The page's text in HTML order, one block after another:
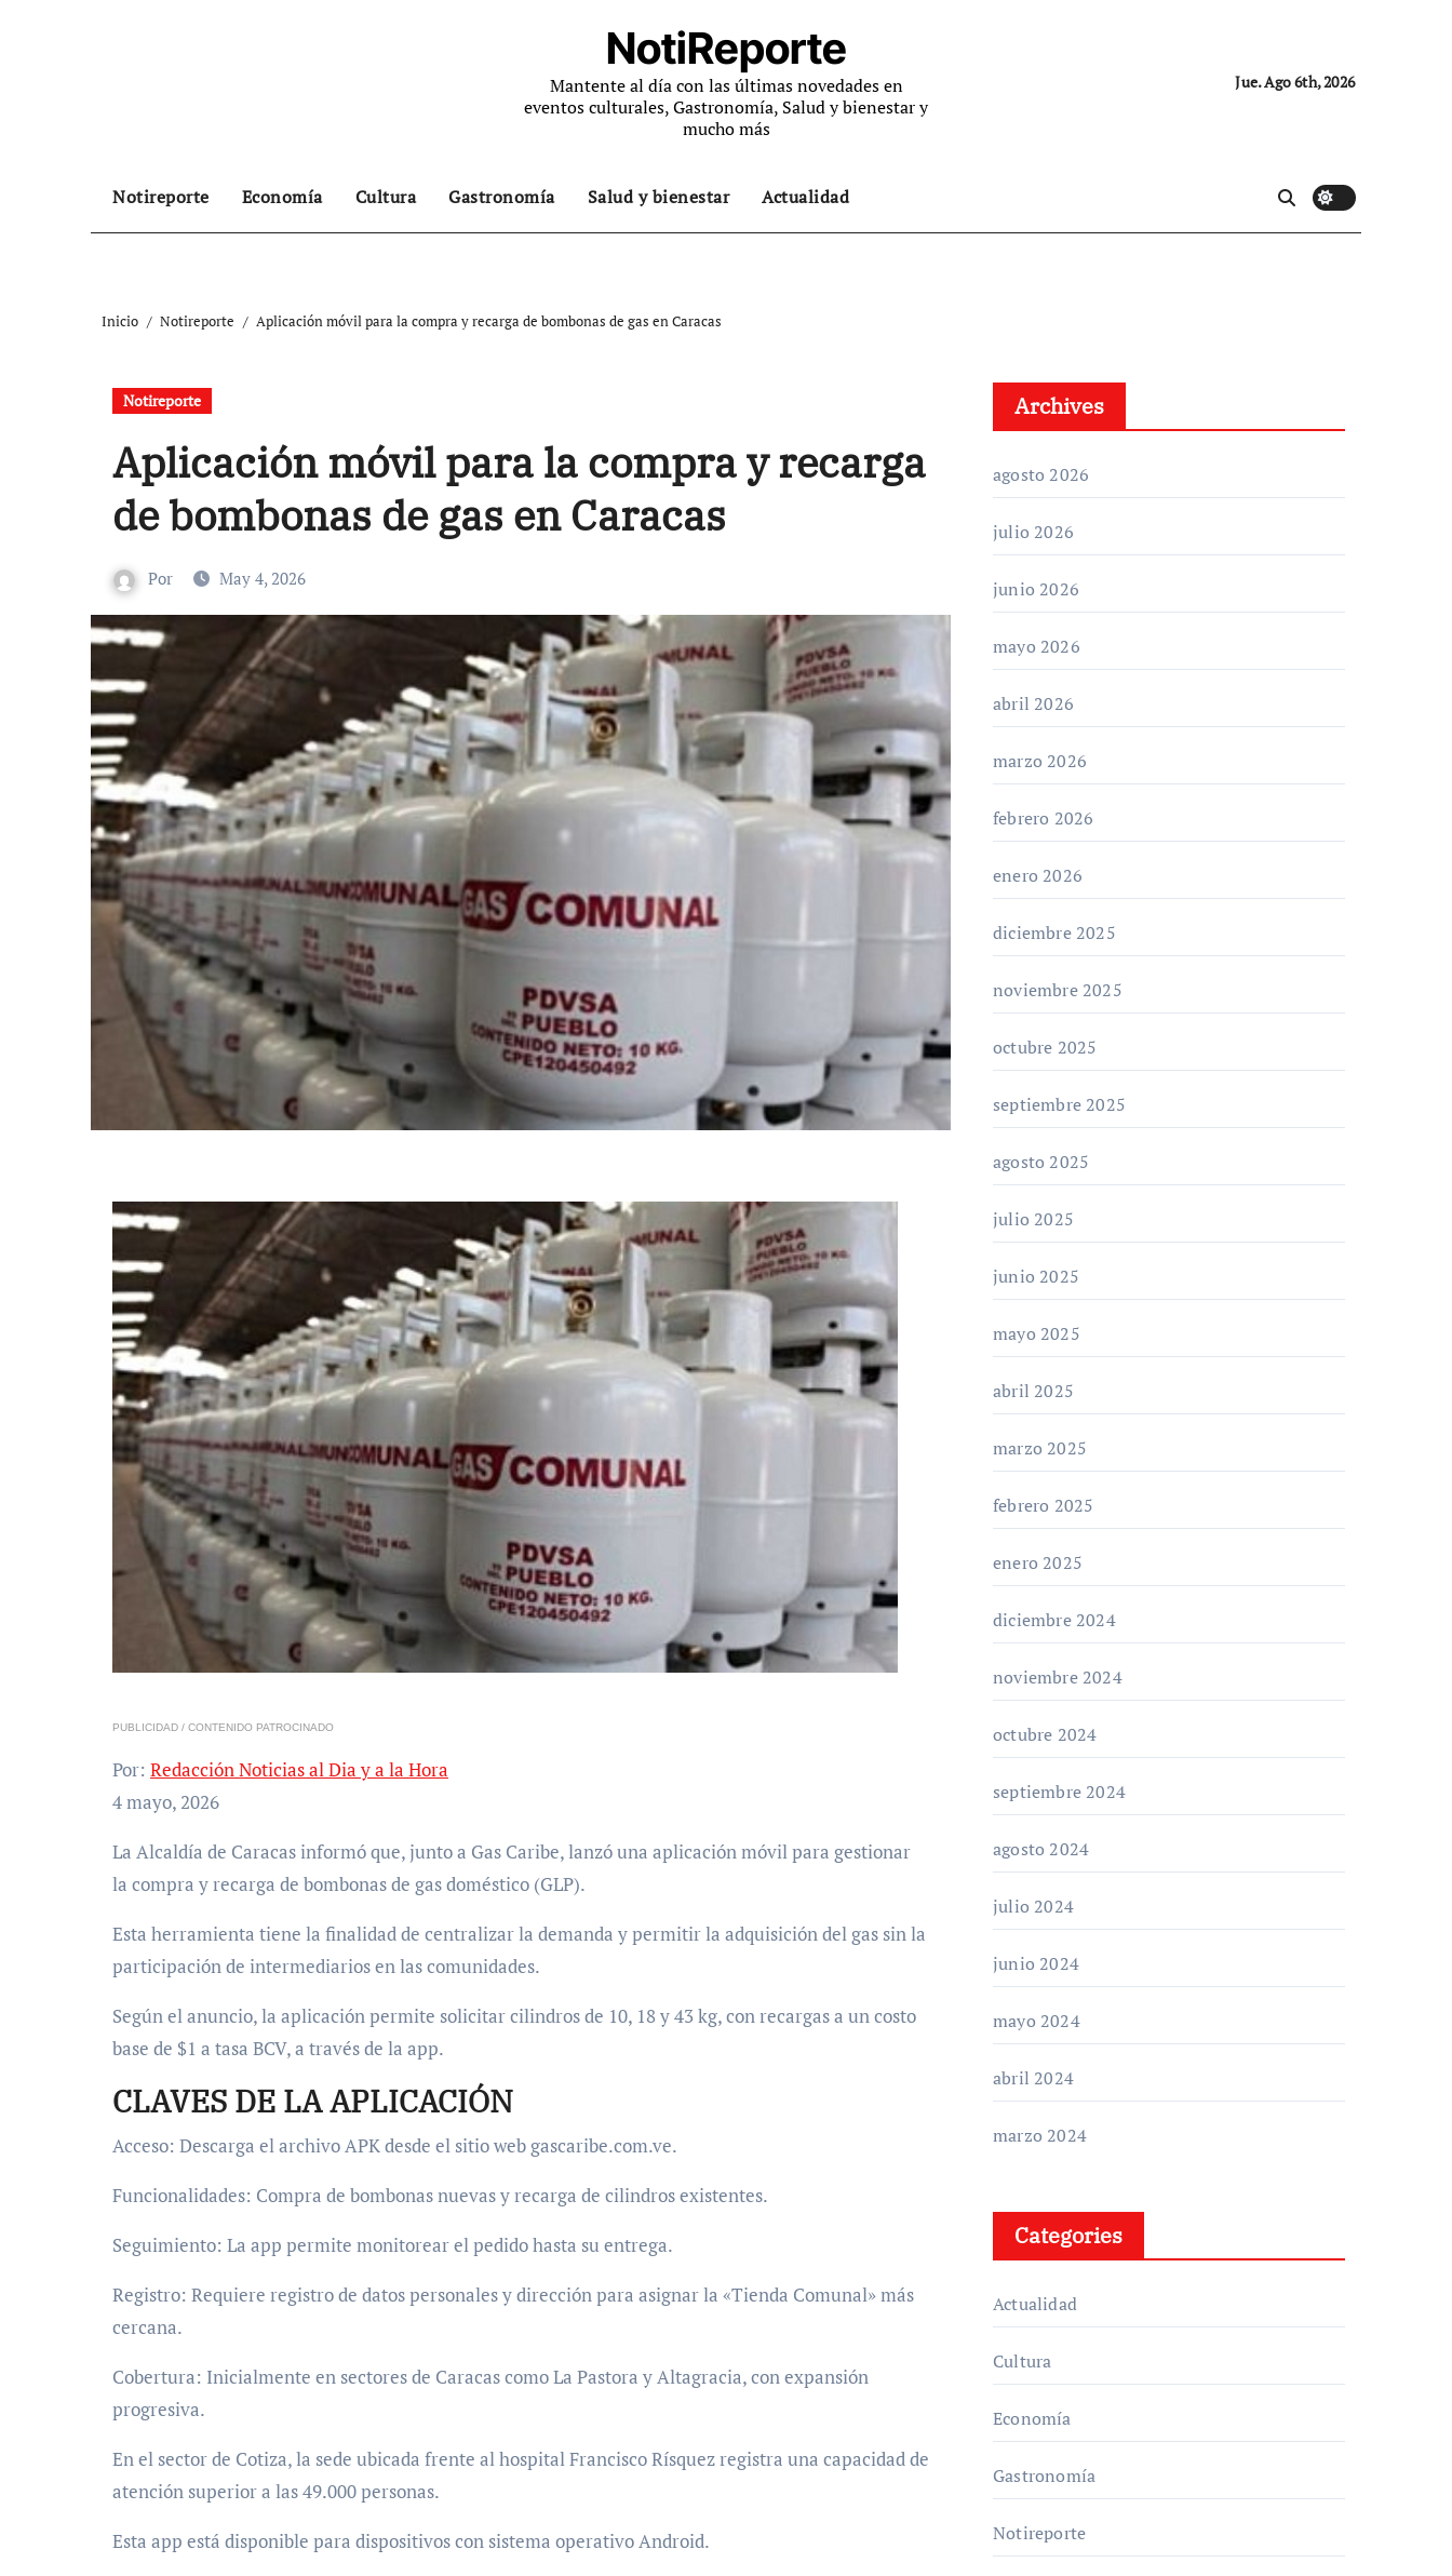
NotiReporte
Mantente al día con las últimas novedades en
eventos culturales, Gastronomía, Salud y bienestar y
mucho más
Jue. Ago 6th, 2026
Notireporte Economía Cultura Gastronomía Salud y bienestar Actualidad
Inicio Notireporte Aplicación móvil para la compra y recarga de bombonas de gas en Caracas
Notireporte
Aplicación móvil para la compra y recarga
de bombonas de gas en Caracas
Por May 4, 2026
PUBLICIDAD / CONTENIDO PATROCINADO
Por: Redacción Noticias al Dia y a la Hora
4 mayo, 2026
La Alcaldía de Caracas informó que, junto a Gas Caribe, lanzó una aplicación móvil para gestionar
la compra y recarga de bombonas de gas doméstico (GLP).
Esta herramienta tiene la finalidad de centralizar la demanda y permitir la adquisición del gas sin la
participación de intermediarios en las comunidades.
Según el anuncio, la aplicación permite solicitar cilindros de 10, 18 y 43 kg, con recargas a un costo
base de $1 a tasa BCV, a través de la app.
CLAVES DE LA APLICACIÓN
Acceso: Descarga el archivo APK desde el sitio web gascaribe.com.ve.
Funcionalidades: Compra de bombonas nuevas y recarga de cilindros existentes.
Seguimiento: La app permite monitorear el pedido hasta su entrega.
Registro: Requiere registro de datos personales y dirección para asignar la «Tienda Comunal» más
cercana.
Cobertura: Inicialmente en sectores de Caracas como La Pastora y Altagracia, con expansión
progresiva.
En el sector de Cotiza, la sede ubicada frente al hospital Francisco Rísquez registra una capacidad de
atención superior a las 49.000 personas.
Esta app está disponible para dispositivos con sistema operativo Android.
Archives
agosto 2026
julio 2026
junio 2026
mayo 2026
abril 2026
marzo 2026
febrero 2026
enero 2026
diciembre 2025
noviembre 2025
octubre 2025
septiembre 2025
agosto 2025
julio 2025
junio 2025
mayo 2025
abril 2025
marzo 2025
febrero 2025
enero 2025
diciembre 2024
noviembre 2024
octubre 2024
septiembre 2024
agosto 2024
julio 2024
junio 2024
mayo 2024
abril 2024
marzo 2024
Categories
Actualidad
Cultura
Economía
Gastronomía
Notireporte